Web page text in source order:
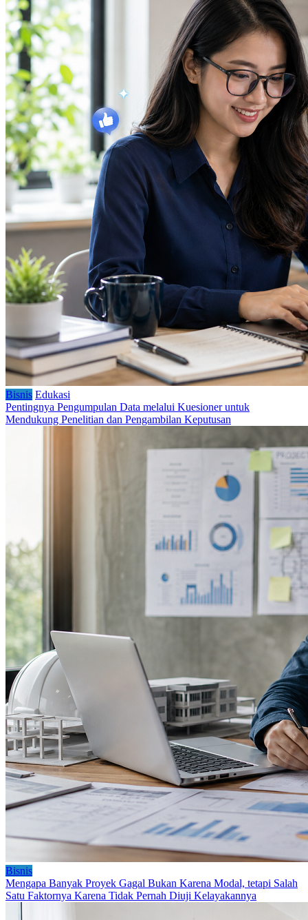
Bisnis Edukasi
Pentingnya Pengumpulan Data melalui Kuesioner untuk
Mendukung Penelitian dan Pengambilan Keputusan
Bisnis
Mengapa Banyak Proyek Gagal Bukan Karena Modal, tetapi Salah
Satu Faktornya Karena Tidak Pernah Diuji Kelayakannya